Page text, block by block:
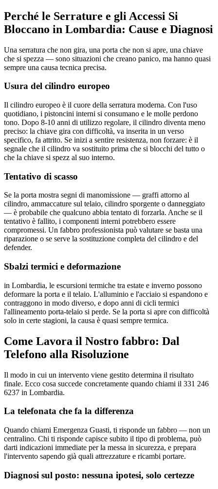
Perché le Serrature e gli Accessi Si
Bloccano in Lombardia: Cause e Diagnosi
Una serratura che non gira, una porta che non si apre, una chiave
che si spezza — sono situazioni che creano panico, ma hanno quasi
sempre una causa tecnica precisa.
Usura del cilindro europeo
Il cilindro europeo è il cuore della serratura moderna. Con l'uso
quotidiano, i pistoncini interni si consumano e le molle perdono
tono. Dopo 8-10 anni di utilizzo regolare, il cilindro diventa meno
preciso: la chiave gira con difficoltà, va inserita in un verso
specifico, fa attrito. Se inizi a sentire resistenza, non forzare: è il
segnale che il cilindro va sostituito prima che si blocchi del tutto o
che la chiave si spezz al suo interno.
Tentativo di scasso
Se la porta mostra segni di manomissione — graffi attorno al
cilindro, ammaccature sul telaio, cilindro sporgente o danneggiato
— è probabile che qualcuno abbia tentato di forzarla. Anche se il
tentativo è fallito, i componenti interni potrebbero essere
compromessi. Un fabbro professionista può valutare se basta una
riparazione o se serve la sostituzione completa del cilindro e del
defender.
Sbalzi termici e deformazione
in Lombardia, le escursioni termiche tra estate e inverno possono
deformare la porta e il telaio. L'alluminio e l'acciaio si espandono e
contraggono in modo diverso, e dopo anni di cicli termici
l'allineamento porta-telaio si perde. Se la porta si apre con difficoltà
solo in certe stagioni, la causa è quasi sempre termica.
Come Lavora il Nostro fabbro: Dal
Telefono alla Risoluzione
Il modo in cui un intervento viene gestito determina il risultato
finale. Ecco cosa succede concretamente quando chiami il 331 246
6237 in Lombardia.
La telefonata che fa la differenza
Quando chiami Emergenza Guasti, ti risponde un fabbro — non un
centralino. Chi ti risponde capisce subito il tipo di problema, può
darti indicazioni immediate per la messa in sicurezza, e prepara
l'intervento sapendo già quali attrezzature e ricambi portare.
Diagnosi sul posto: nessuna ipotesi, solo certezze